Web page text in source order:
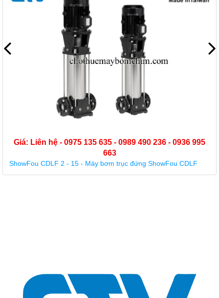
- 0989 490 236 - 0936 995
trục đứng ShowFou CDLF